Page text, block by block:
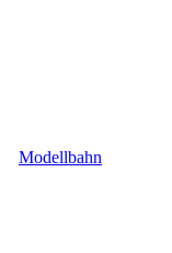
Modellbahn